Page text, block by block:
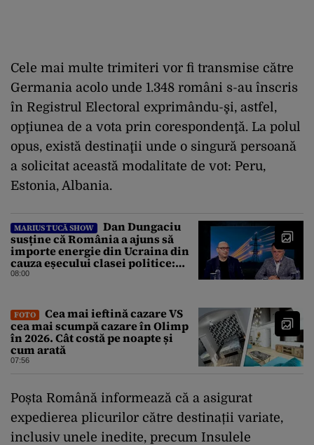
Cele mai multe trimiteri vor fi transmise către
Germania acolo unde 1.348 români s-au înscris
în Registrul Electoral exprimându-şi, astfel,
opţiunea de a vota prin corespondenţă. La polul
opus, există destinaţii unde o singură persoană
a solicitat această modalitate de vot: Peru,
Estonia, Albania.
MARIUS TUCĂ SHOW
Dan Dungaciu
susține că România a ajuns să
importe energie din Ucraina din
cauza eșecului clasei politice:
Este bilanțul politic al ultimilor
08:00
FOTO
Cea mai ieftină cazare VS
cea mai scumpă cazare în Olimp
în 2026. Cât costă pe noapte și
cum arată
07:56
Poșta Română informează că a asigurat
expedierea plicurilor către destinații variate,
inclusiv unele inedite, precum Insulele